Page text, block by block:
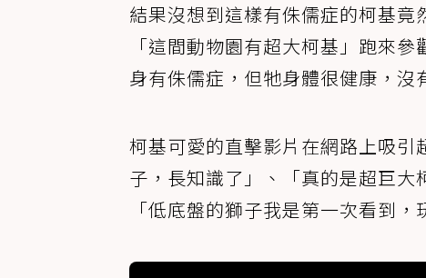
結果沒想到這樣有侏儒症的柯基
「這間動物園有超大柯基」跑來
身有侏儒症，但牠身體很健康，沒
柯基可愛的直擊影片在網路上吸
子，長知識了」、「真的是超巨大
「低底盤的獅子我是第一次看到